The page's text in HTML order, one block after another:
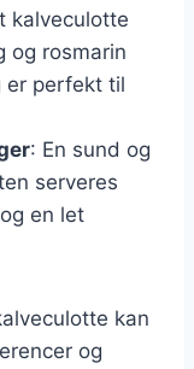
kalveculotte
og rosmarin
er perfekt til
: En sund og
serveres
en let
kan
og